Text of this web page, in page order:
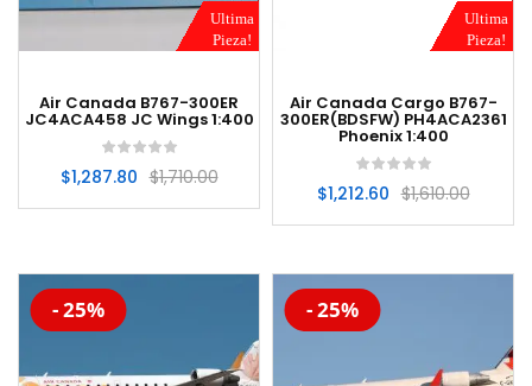
Ultima
Pieza!
Air Canada B767-300ER
JC4ACA458 JC Wings 1:400
$1,710.00
$1,287.80
Ultima
Pieza!
Air Canada Cargo B767-
300ER(BDSFW) PH4ACA2361
Phoenix 1:400
$1,610.00
$1,212.60
-20%
- 25% -20%
- 25%